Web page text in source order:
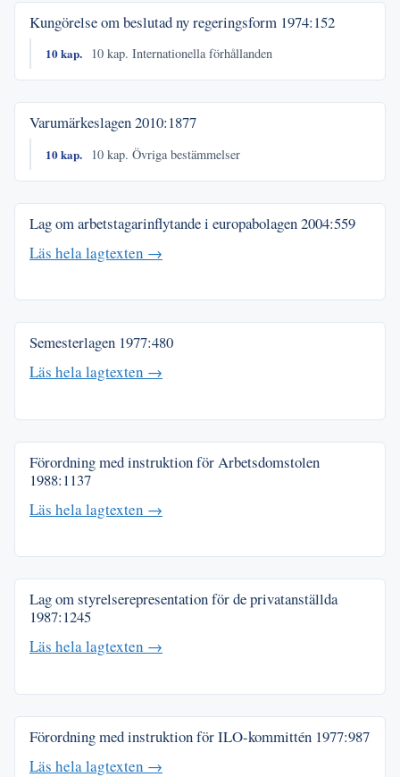
Kungörelse om beslutad ny regeringsform 1974:152
10 kap. 10 kap. Internationella förhållanden
Varumärkeslagen2010:1877
10 kap. 10 kap. Övriga bestämmelser
Lag om arbetstagarinflytande i europabolagen2004:559
Läs hela lagtexten →
Semesterlagen 1977:480
Läs hela lagtexten →
Förordning med instruktion för Arbetsdomstolen
1988:1137
Läs hela lagtexten →
Lag om styrelserepresentation för de privatanställda
1987:1245
Läs hela lagtexten →
Förordning med instruktion för ILO-kommittén 1977:987
Läs hela lagtexten →